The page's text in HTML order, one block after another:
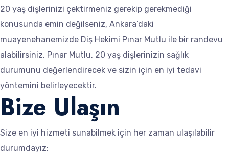
20 yaş dişlerinizi çektirmeniz gerekip gerekmediği
konusunda emin değilseniz, Ankara’daki
muayenehanemizde Diş Hekimi Pınar Mutlu ile bir randevu
alabilirsiniz. Pınar Mutlu, 20 yaş dişlerinizin sağlık
durumunu değerlendirecek ve sizin için en iyi tedavi
yöntemini belirleyecektir.
Bize Ulaşın
Size en iyi hizmeti sunabilmek için her zaman ulaşılabilir
durumdayız: